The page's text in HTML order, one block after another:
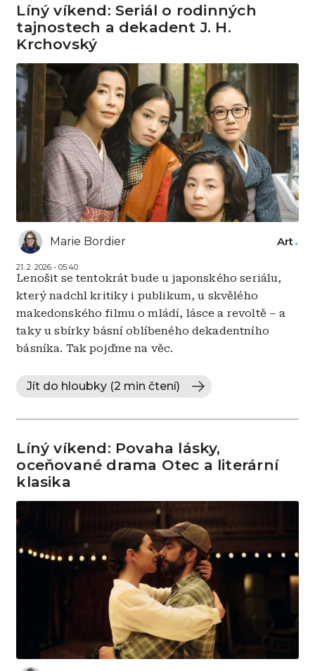
Líný víkend: Seriál o rodinných
tajnostech a dekadent J. H.
Krchovský
Marie Bordier
21. 2. 2026 - 05:40
Art
Lenošit se tentokrát bude u japonského seriálu,
který nadchl kritiky i publikum, u skvělého
makedonského filmu o mládí, lásce a revoltě – a
taky u sbírky básní oblíbeného dekadentního
básníka. Tak pojďme na věc.
Jít do hloubky (2 min čtení)
Líný víkend: Povaha lásky,
oceňované drama Otec a literární
klasika